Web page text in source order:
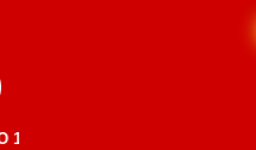
| SAN JUAN DEL RÍO 93.1